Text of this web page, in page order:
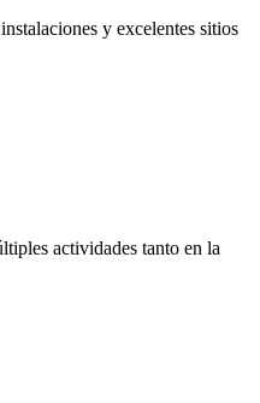
y excelentes sitios
actividades tanto en la